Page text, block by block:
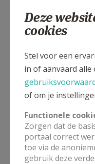
Pastoor
Deze
cookies
Stel voor een
in of aanvaard alle
of om je
Functionele
Zorgen dat de
portaal correct
toe via de
gebruik deze